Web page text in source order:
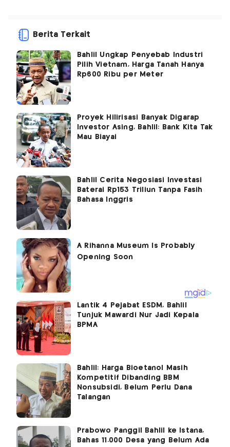
Berita Terkait
Bahlil Ungkap Penyebab Industri
Pilih Vietnam, Harga Tanah Hanya
Rp600 Ribu per Meter
Proyek Hilirisasi Banyak Digarap
Investor Asing, Bahlil: Bank Kita Tak
Mau Biayai
Bahlil Cerita Negosiasi Investasi
Baterai Rp153 Triliun Tanpa Fasih
Bahasa Inggris
Lantik 4 Pejabat ESDM, Bahlil
Tunjuk Mawardi Nur Jadi Kepala
BPMA
Bahlil: Harga Bioetanol Masih
Kompetitif Dibanding BBM
Nonsubsidi, Belum Perlu Dana
Talangan
Prabowo Panggil Bahlil ke Istana,
Bahas 11.000 Desa yang Belum Ada